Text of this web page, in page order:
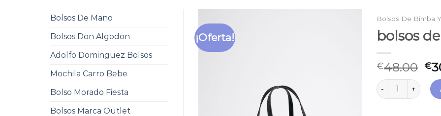
Bolsos De Mano
Bolsos Don Algodon
Adolfo Dominguez Bolsos
Mochila Carro Bebe
Bolso Morado Fiesta
Bolsos Marca Outlet
¡Oferta!
Bolsos De Bimba
bolsos
€48.00 €
bolsos de bimba